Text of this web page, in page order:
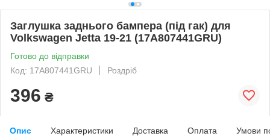
Заглушка заднього бампера (під гак) для
Volkswagen Jetta 19-21 (17A807441GRU)
Готово до відправки
Код: 17A807441GRU
Роздріб
396 ₴
Опис Характеристики Доставка Оплата Умови